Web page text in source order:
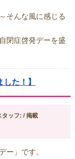
そんな風に感じる
閉症啓発デーを盛
た！】
タッフ: / 掲載
ー」です。